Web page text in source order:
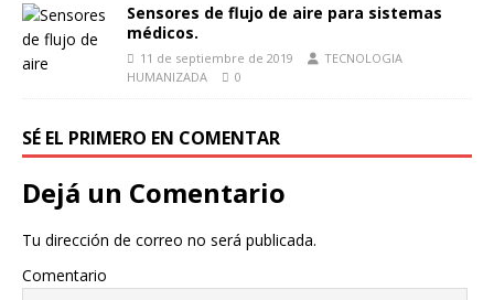
Sensores de flujo de aire para sistemas
médicos.
11 de septiembre de 2019
TECNOLOGIA
HUMANIZADA
0
SÉ EL PRIMERO EN COMENTAR
Dejá un Comentario
Tu dirección de correo no será publicada.
Comentario